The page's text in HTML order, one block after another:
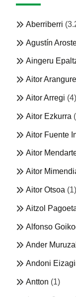
Aberriberri
Agustín
Aingeru
Aitor
Aitor Arregi (4)
Aitor Ezkurra
Aitor Fuente
Aitor
Aitor
Aitor Otsoa (1)
Aitzol
Alfonso
Ander
Andoni
Antton (1)